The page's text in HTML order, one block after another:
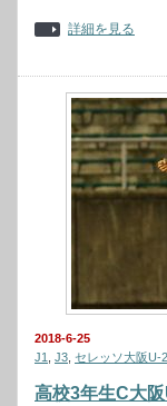
詳細を見る
2018-6-25
J1
J3 セレッソ大阪U-
高校3年生C大